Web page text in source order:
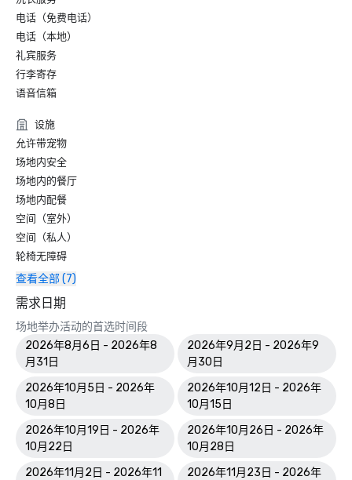
电话（免费电话）
电话（本地）
礼宾服务
行李寄存
语音信箱
设施
允许带宠物
场地内安全
场地内的餐厅
场地内配餐
空间（室外）
空间（私人）
轮椅无障碍
查看全部 (7)
需求日期
场地举办活动的首选时间段
2026年8月6日 - 2026年8
月31日
2026年9月2日 - 2026年9
月30日
2026年10月5日 - 2026年
10月8日
2026年10月12日 - 2026年
10月15日
2026年10月19日 - 2026年
10月22日
2026年10月26日 - 2026年
10月28日
2026年11月2日 - 2026年11
2026年11月23日 - 2026年